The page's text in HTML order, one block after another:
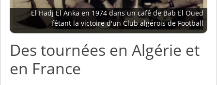
El Hadj El Anka en 1974 dans un café de Bab El Oued
fêtant la victoire d'un Club algérois de Football
Des tournées en Algérie et
en France